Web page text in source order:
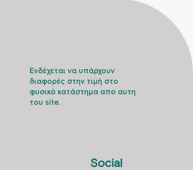
Ενδέχεται να υπάρχουν
διαφορές στην τιμή στο
φυσικό κατάστημα απο αυτη
του site.
Social